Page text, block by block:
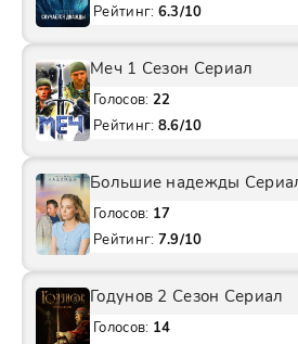
Рейтинг: 6.3/10
Меч 1 Сезон Сериал
Голосов: 22
Рейтинг: 8.6/10
Большие надежды
Голосов: 17
Рейтинг: 7.9/10
Годунов 2 Сезон Сериал
Голосов: 14